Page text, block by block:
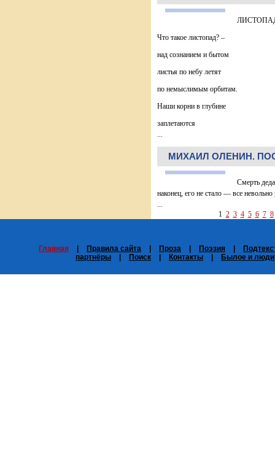
Что такое листопад? –
над сознанием и бытом
листья по небу летят
по немыслимым орбитам.
Наши корни в глубине
заплетаются
...
МИХАИЛ ОЛЕНИН.
Смерть
наконец, его не стало — все невольно
...
1 2 3 4 5 6 7 8
Главная Правила сайта Проза Поэзия
партнёры
Поиск Контакты Былое и люди